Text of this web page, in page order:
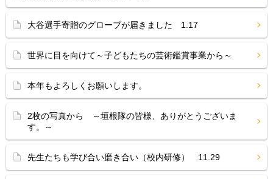
大谷選手寄贈のグローブが届きました 1.17
世界に目を向けて～子どもたちの芸術鑑賞事業から～
本年もよろしくお願いします。
2枚の写真から ～垣根隊の皆様、ありがとうございま
す。～
先生たちも学び合い磨き合い（校内研修） 11.29